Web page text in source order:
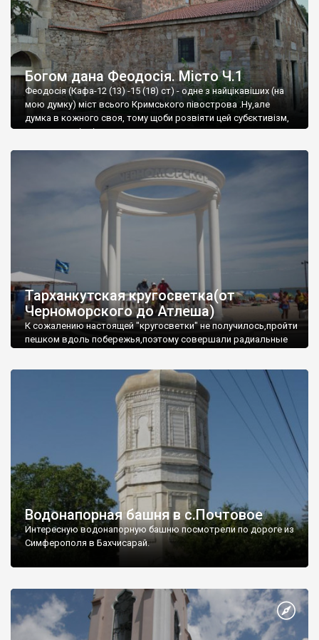
Богом дана Феодосія. Місто Ч.1
Феодосія (Кафа-12 (13) -15 (18) ст) - одне з найцікавіших (на
мою думку) міст всього Кримського півострова .Ну,але
думка в кожного своя, тому щоби розвіяти цей субєктивізм,
запрошую відвідати це
Тарханкутская кругосветка(от
Черноморского до Атлеша)
К сожалению настоящей "кругосветки" не получилось,пройти
пешком вдоль побережья,поэтому совершали радиальные
Водонапорная башня в с.Почтовое
Интересную водонапорную башню посмотрели по дороге из
Симферополя в Бахчисарай.